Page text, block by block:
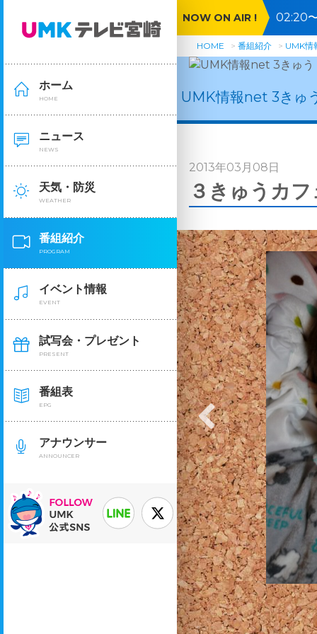
ホーム
HOME
ニュース
NEWS
天気・防災
WEATHER
番組紹介
PROGRAM
イベント情報
EVENT
試写会・プレゼント
PRESENT
番組表
EPG
アナウンサー
ANNOUNCER
NOW ON AIR ! 02:20
HOME 番組紹介 UMK情
UMK情報net 3きゅ
2013年03月08日
３きゅうカ
コタツで爆睡中のお父さん。何をしても起きな
にシールをぺたぺた。それでも起きる気配のな
いお父さんでした。
投稿者：猫招きさん